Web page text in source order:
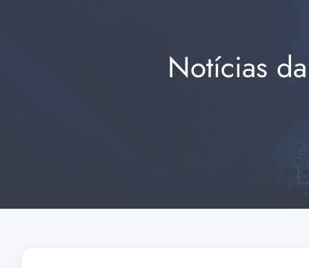
Notícias